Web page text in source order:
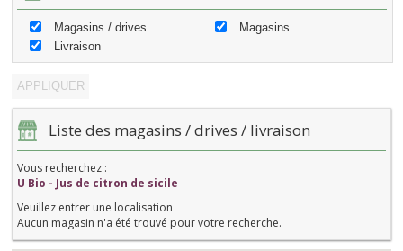
Magasins / drives
Magasins
Livraison
Liste des magasins / drives / livraison
Vous recherchez :
U Bio - Jus de citron de sicile
Veuillez entrer une localisation
Aucun magasin n'a été trouvé pour votre recherche.